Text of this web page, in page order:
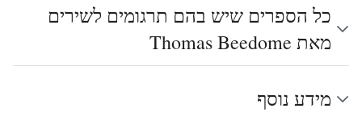
כל הספרים שיש בהם תרגומים לשירים
מאת Thomas Beedome
מידע נוסף